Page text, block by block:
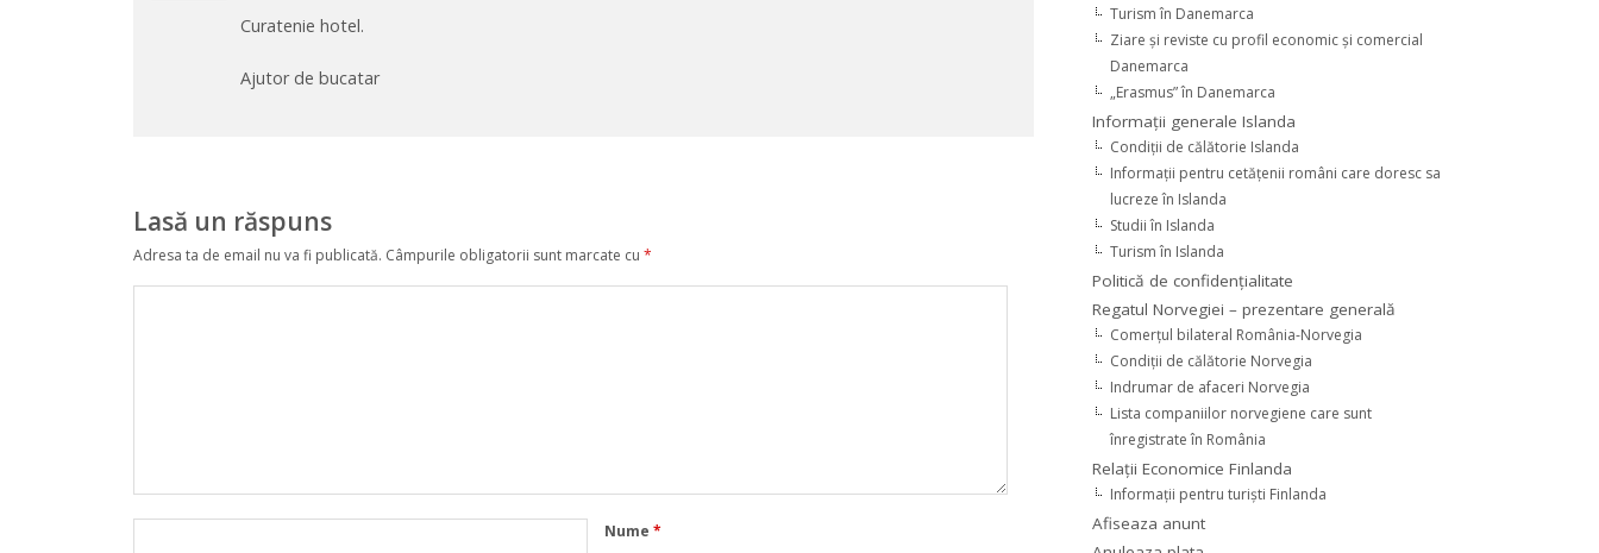
Curatenie hotel.
Ajutor de bucatar
Lasă un răspuns
Adresa ta de email nu va fi publicată. Câmpurile obligatorii sunt marcate cu *
Nume *
Turism în Danemarca
Ziare şi reviste cu profil economic şi comercial
Danemarca
„Erasmus” în Danemarca
Informaţii generale Islanda
Condiţii de călătorie Islanda
Informaţii pentru cetăţenii români care doresc sa
lucreze în Islanda
Studii în Islanda
Turism în Islanda
Politică de confidențialitate
Regatul Norvegiei – prezentare generală
Comerţul bilateral România-Norvegia
Condiții de călătorie Norvegia
Indrumar de afaceri Norvegia
Lista companiilor norvegiene care sunt
înregistrate în România
Relaţii Economice Finlanda
Informaţii pentru turişti Finlanda
Afiseaza anunt